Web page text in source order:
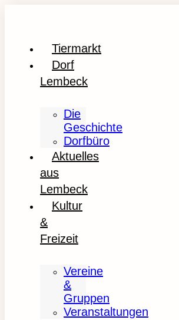
Tiermarkt
Dorf
Lembeck
Die
Geschichte
Dorfbüro
Aktuelles
aus
Lembeck
Kultur
&
Freizeit
Vereine
&
Gruppen
Veranstaltungen